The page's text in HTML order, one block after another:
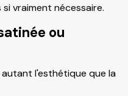
vraiment nécessaire.
ou
l'esthétique que la